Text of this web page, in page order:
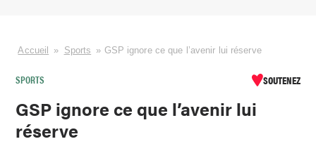
Accueil » Sports » GSP ignore ce que l’avenir lui réserve
SPORTS SOUTENEZ
GSP ignore ce que l’avenir lui
réserve